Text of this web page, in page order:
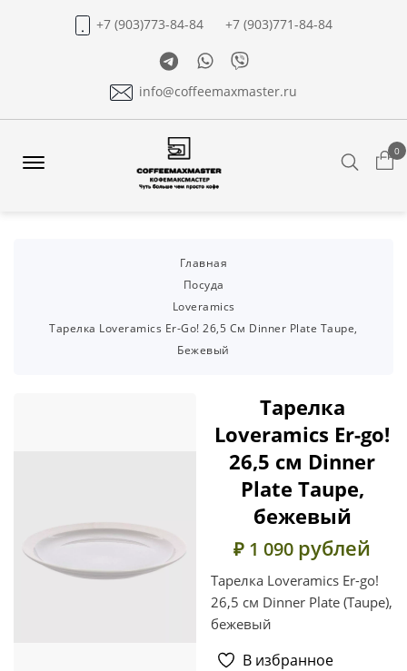
+7 (903)773-84-84
+7 (903)771-84-84
TelegramWhatsapp
Viber
info@coffeemaxmaster.ru
0
Главная
Посуда
Loveramics
Тарелка Loveramics Er-Go! 26,5 См Dinner Plate Taupe,
Бежевый
Тарелка
Loveramics Er-go!
26,5 см Dinner
Plate Taupe,
бежевый
₽ 1 090 рублей
Тарелка Loveramics Er-go!
26,5 см Dinner Plate (Taupe),
бежевый
В избранное